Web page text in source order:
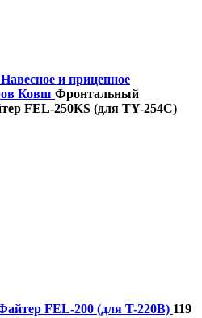
Навесное и прицепное
Ковш Фронтальный
FEL-250KS (для TY-254С)
FEL-200 (для T-220B) 119